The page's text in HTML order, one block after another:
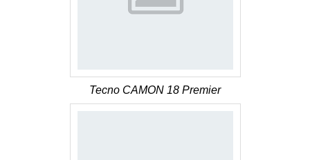
Tecno CAMON 18 Premier